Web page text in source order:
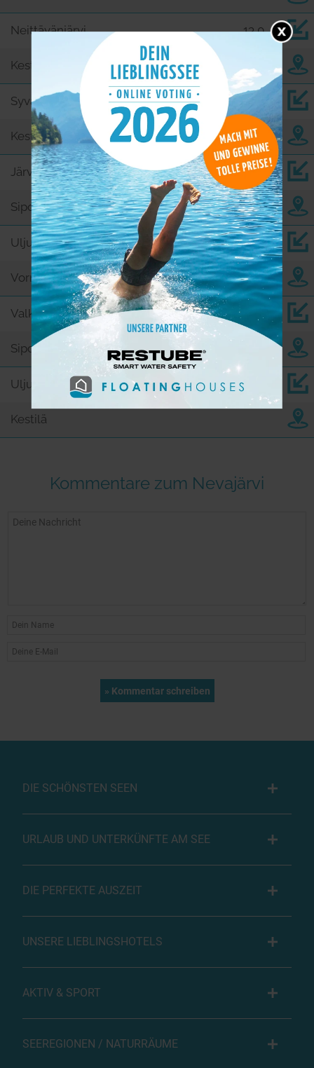
Neittävänjärvi 13,0
Kestilä
Syväjärvi
Kestilä
Järvitalonjärvi 13,9
Sipola
Uljuan tekojärvi 14,4
Vorna
Valkiaisenjärvi 14,8
Sipola
Uljuanjärvi 14,9
Kestilä
Kommentare zum Nevajärvi
DIE SCHÖNSTEN SEEN
URLAUB UND UNTERKÜNFTE AM SEE
DIE PERFEKTE AUSZEIT
UNSERE LIEBLINGSHOTELS
AKTIV & SPORT
SEEREGIONEN / NATURRÄUME